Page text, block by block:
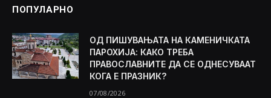
ПОПУЛАРНО
ОД ПИШУВАЊАТА НА КАМЕНИЧКАТА
ПАРОХИЈА: КАКО ТРЕБА
ПРАВОСЛАВНИТЕ ДА СЕ ОДНЕСУВААТ
КОГА Е ПРАЗНИК?
07/08/2026